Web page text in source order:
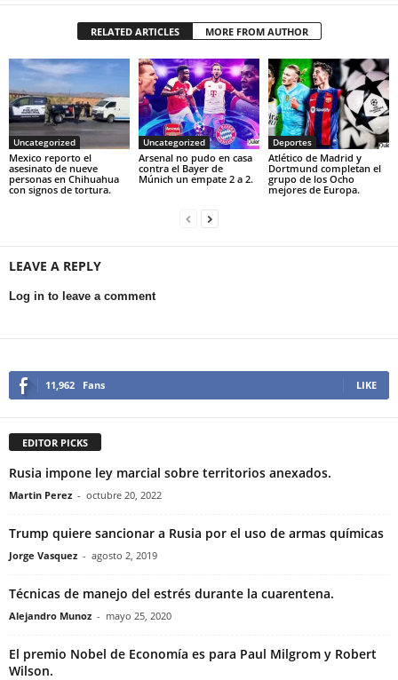
RELATED ARTICLES MORE FROM AUTHOR
Uncategorized
Mexico reporto el
asesinato de nueve
personas en Chihuahua
con signos de tortura.
Uncategorized
Arsenal no pudo en casa
contra el Bayer de
Múnich un empate 2 a 2.
Deportes
Atlético de Madrid y
Dortmund completan el
grupo de los Ocho
mejores de Europa.
LEAVE A REPLY
Log in to leave a comment
11,962 Fans LIKE
EDITOR PICKS
Rusia impone ley marcial sobre territorios anexados.
Martin Perez - octubre 20, 2022
Trump quiere sancionar a Rusia por el uso de armas químicas
Jorge Vasquez - agosto 2, 2019
Técnicas de manejo del estrés durante la cuarentena.
Alejandro Munoz - mayo 25, 2020
El premio Nobel de Economía es para Paul Milgrom y Robert
Wilson.